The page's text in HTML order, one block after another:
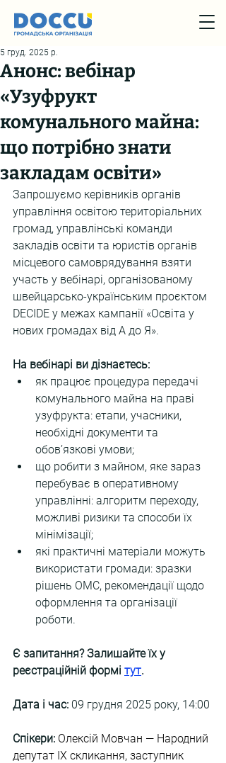
Анонс: вебінар
«Узуфрукт
комунального майна:
що потрібно знати
закладам освіти»
5 груд. 2025 р.
Запрошуємо керівників органів
управління освітою територіальних
громад, управлінські команди
закладів освіти та юристів органів
місцевого самоврядування взяти
участь у вебінарі, організованому
швейцарсько-українським проєктом
DECIDE у межах кампанії «Освіта у
нових громадах від А до Я».
На вебінарі ви дізнаєтесь:
як працює процедура передачі
комунального майна на праві
узуфрукта: етапи, учасники,
необхідні документи та
обов’язкові умови;
що робити з майном, яке зараз
перебуває в оперативному
управлінні: алгоритм переходу,
можливі ризики та способи їх
мінімізації;
які практичні матеріали можуть
використати громади: зразки
рішень ОМС, рекомендації щодо
оформлення та організації
роботи.
Є запитання? Залишайте їх у
реєстраційній формі тут.
Дата і час: 09 грудня 2025 року, 14:00
Спікери: Олексій Мовчан — Народний
депутат IX скликання, заступник